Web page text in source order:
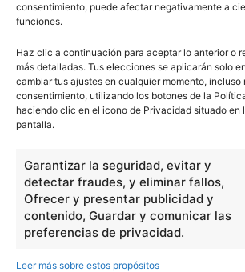
consentimiento, puede afectar negativamente a
funciones.
Haz clic a continuación para aceptar lo anterior o
más detalladas. Tus elecciones se aplicarán solo
cambiar tus ajustes en cualquier momento, incluso
consentimiento, utilizando los botones de la
haciendo clic en el icono de Privacidad situado en
pantalla.
Garantizar la seguridad, evitar y
detectar fraudes, y eliminar fallos,
Ofrecer y presentar publicidad y
contenido, Guardar y comunicar las
preferencias de privacidad.
Leer más sobre estos propósitos